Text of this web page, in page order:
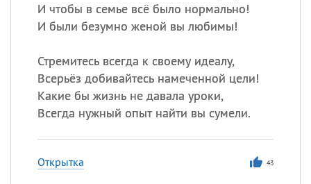
И чтобы в семье всё было нормально!
И были безумно женой вы любимы!
Стремитесь всегда к своему идеалу,
Всерьёз добивайтесь намеченной цели!
Какие бы жизнь не давала уроки,
Всегда нужный опыт найти вы сумели.
Открытка 43
Александр Макар
Посмотреть значение
происхождение